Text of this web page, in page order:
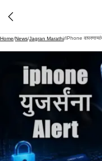
Home/News/Jagran Marathi/